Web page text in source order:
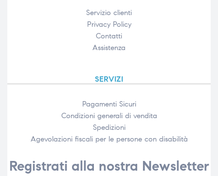
Servizio clienti
Privacy Policy
Contatti
Assistenza
SERVIZI
Pagamenti Sicuri
Condizioni generali di vendita
Spedizioni
Agevolazioni fiscali per le persone con disabilità​
Registrati alla nostra Newsletter